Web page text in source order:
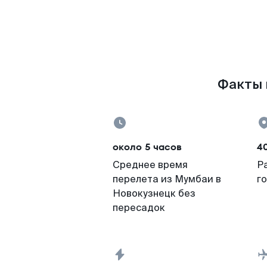
Факты
около 5 часов
Среднее время
перелета из Мумбаи в
Новокузнецк без
пересадок